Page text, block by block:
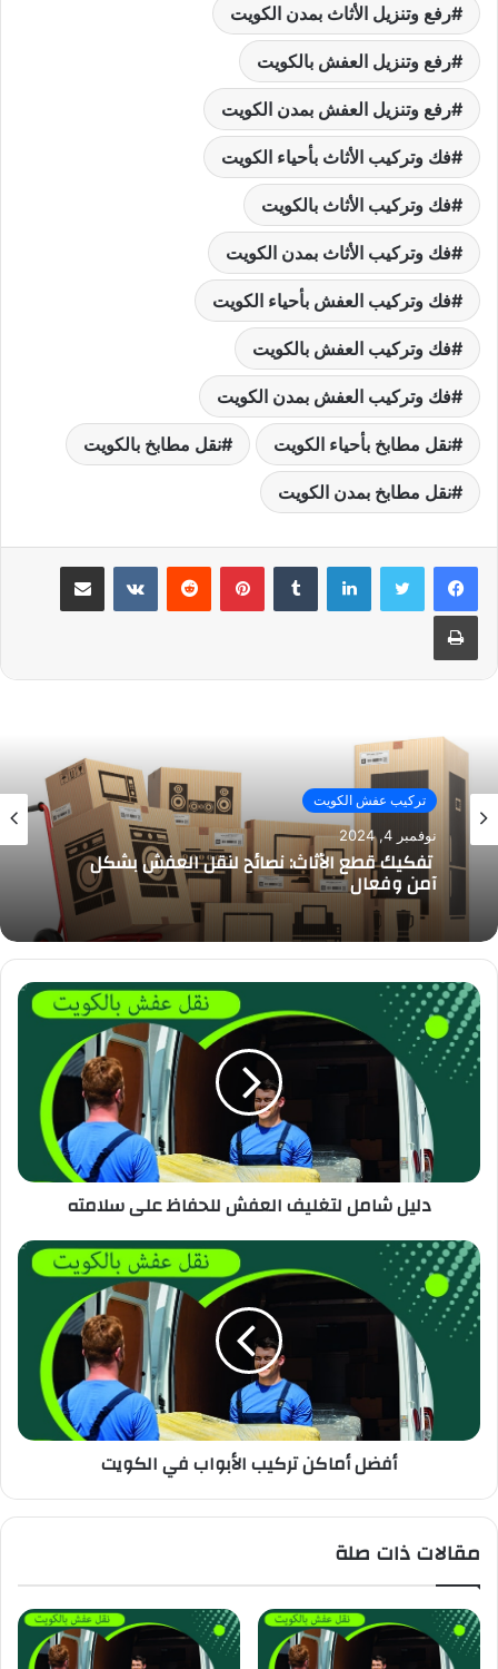
رفع وتنزيل الأثاث بمدن الكويت
رفع وتنزيل العفش بالكويت
رفع وتنزيل العفش بمدن الكويت
فك وتركيب الأثاث بأحياء الكويت
فك وتركيب الأثاث بالكويت
فك وتركيب الأثاث بمدن الكويت
فك وتركيب العفش بأحياء الكويت
فك وتركيب العفش بالكويت
فك وتركيب العفش بمدن الكويت
نقل مطابخ بأحياء الكويت نقل مطابخ بالكويت
نقل مطابخ بمدن الكويت
لينكدإن بينتيريست مشاركة عبر البريد
طباعة
تركيب عفش الكويت
نوفمبر 4, 2024
تفكيك قطع الأثاث: نصائح لنقل العفش بشكل
آمن وفعال
دليل شامل لتغليف العفش للحفاظ على سلامته
أفضل أماكن تركيب الأبواب في الكويت
مقالات ذات صلة